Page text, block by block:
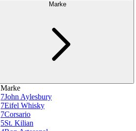
Marke
Marke
7John Aylesbury
7Eifel Whisky
7Corsario
5St. Kilian